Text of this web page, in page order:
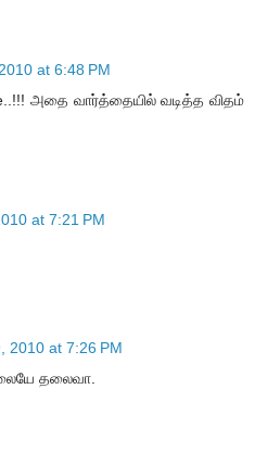
at 6:48 PM
அதை வார்த்தையில் வடித்த விதம்
at 7:21 PM
2010 at 7:26 PM
தலைவா.